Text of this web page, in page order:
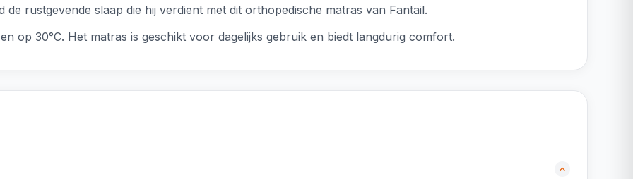
rustgevende slaap die hij verdient met dit orthopedische matras van Fantail.
op 30°C. Het matras is geschikt voor dagelijks gebruik en biedt langdurig comfort.